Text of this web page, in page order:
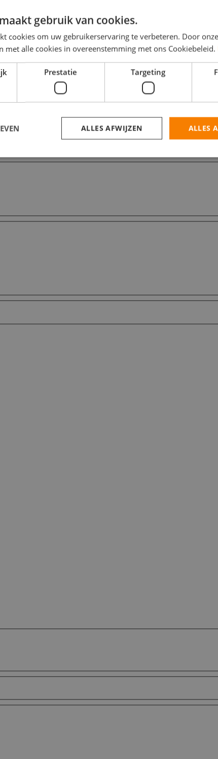
gebruik van cookies.
cookies om uw gebruikerservaring te verbeteren. Door
met alle cookies in overeenstemming met ons Cookiebeleid.
Prestatie Targeting
ALLES
ALLES AFWIJZEN